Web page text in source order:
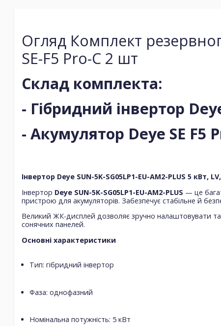
Огляд Комплект
SE-F5 Pro-С 2 шт
Склад комплекта:
- Гібридний інвертор
- Акумулятор Deye SE F5
Інвертор Deye SUN-5K-SG05LP1-EU-AM2-PLUS 5 кВт,
Інвертор Deye SUN-5K-SG05LP1-EU-AM2-PLUS — це
пристрою для акумуляторів. Забезпечує стабільне й
Великий ЖК-дисплей дозволяє зручно налаштовувати
сонячних панелей.
Основні характеристики
Тип: гібридний інвертор
Фаза: однофазний
Номінальна потужність: 5 кВт